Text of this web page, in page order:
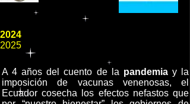
2024
2025
A 4 años del cuento de la pandemiay la
imposición de vacunas venenosas, el
Ecuador cosecha los efectos nefastos que